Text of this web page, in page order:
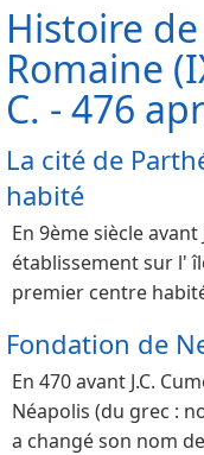
Histoire
Romaine
C. - 476
La cité de
habité
En 9ème siècle
établissement sur l'
premier centre
Fondation de
En 470 avant J.C.
Néapolis (du grec :
a changé son nom